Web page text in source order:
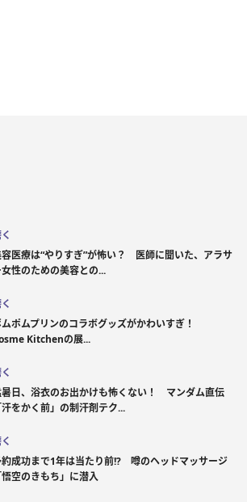
医療は“やりすぎ”が怖い？ 医師に聞いた、アラサ
女性のための美容との...
ポムプリンのコラボグッズがかわいすぎ！
Kitchenの展...
日、浴衣のお出かけも怖くない！ マンダム直伝
汗をかく前」の制汗剤テク...
成功まで1年は当たり前!? 噂のヘッドマッサージ
悟空のきもち」に潜入